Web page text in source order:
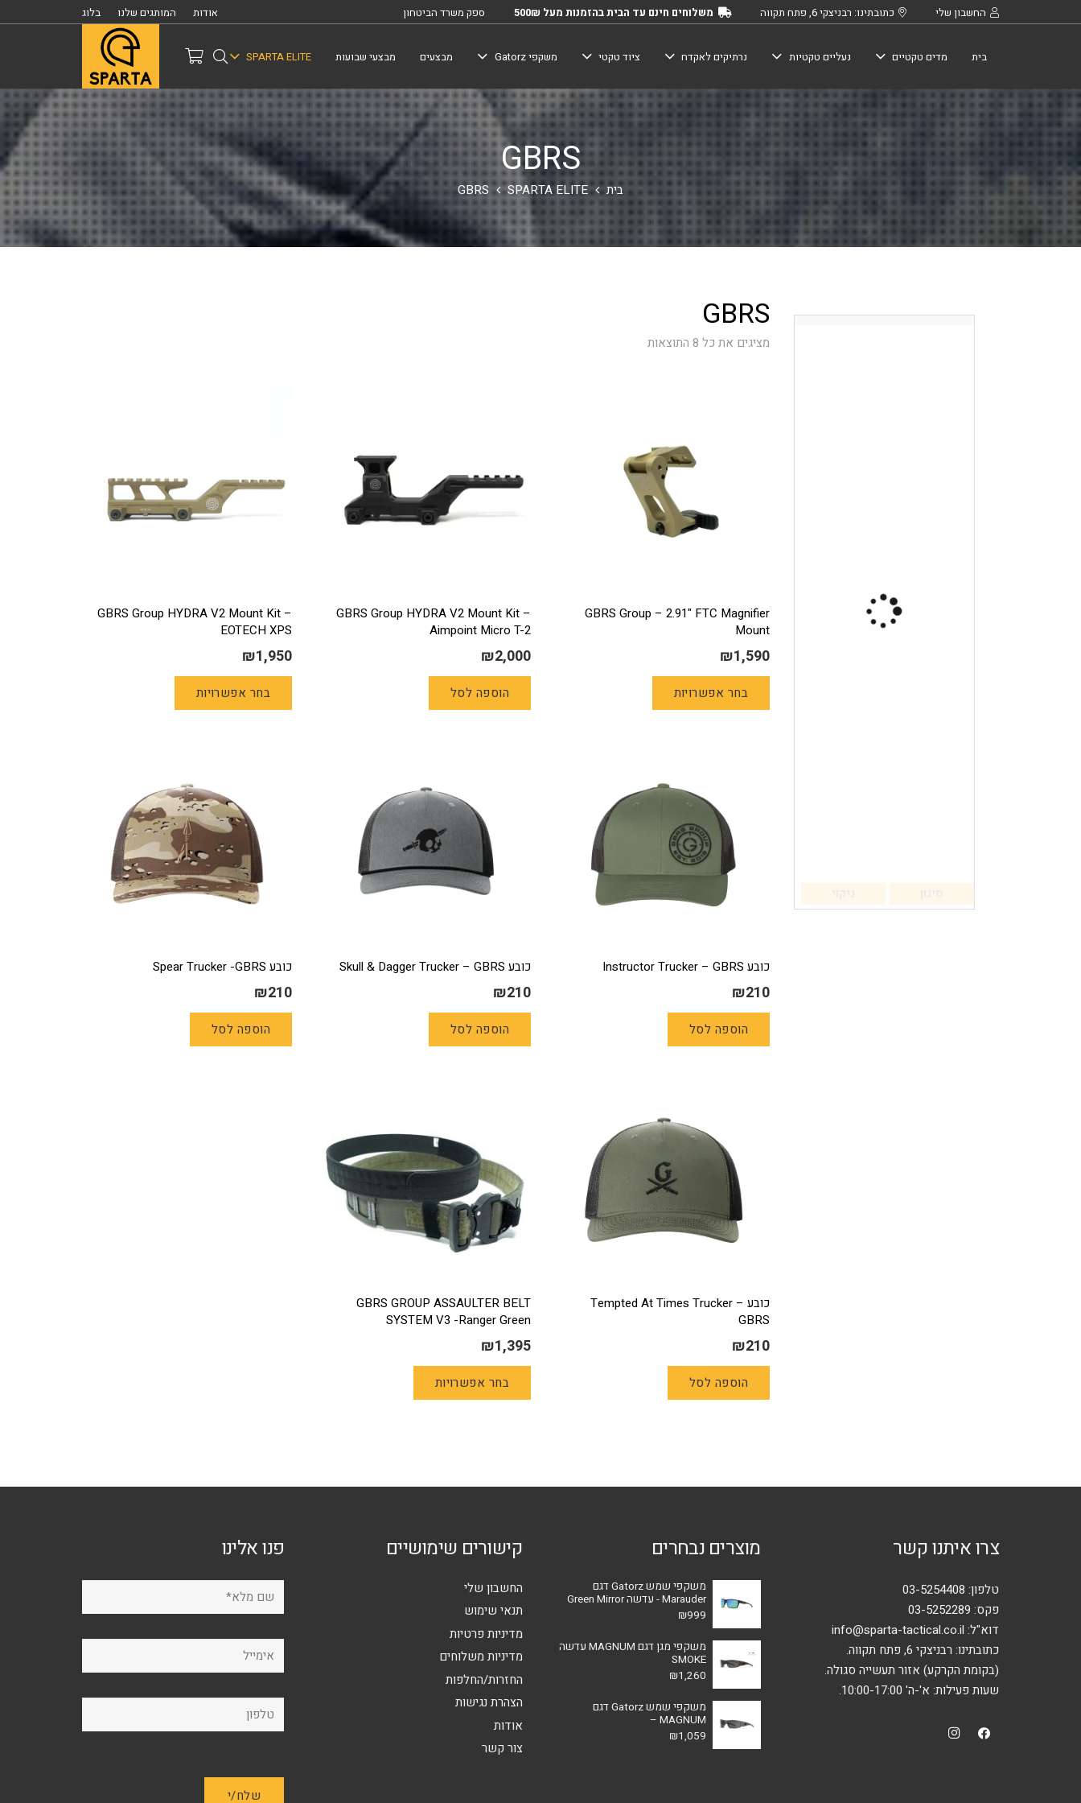
החשבון שלי כתובתינו: רבניצקי 6, פתח תקווה משלוחים חינם עד הבית בהזמנות מעל 500₪ ספק משרד הביטחון אודות המותגים שלנו בלוג
בית מדים טקטיים נעליים טקטיות נרתיקים לאקדח ציוד טקטי משקפי Gatorz מבצעים מבצעי שבועות SPARTA ELITE
GBRS
בית SPARTA ELITE
GBRS
GBRS
מציגים את כל ⁦8⁩ התוצאות
GBRS Group – 2.91" FTC Magnifier
Mount
₪1,590
בחר אפשרויות
לבחור
האפשרויות
המוצר
GBRS Group HYDRA V2 Mount Kit –
Aimpoint Micro T-2
₪2,000
הוספה לסל
GBRS Group HYDRA V2 Mount Kit –
EOTECH XPS
₪1,950
בחר אפשרויות
לבחור
את
האפשרויות
בעמוד
המוצר
כובע Instructor Trucker – GBRS
₪210
הוספה לסל
כובע Skull & Dagger Trucker – GBRS
₪210
הוספה לסל
כובע Spear Trucker -GBRS
₪210
הוספה לסל
כובע Tempted At Times Trucker –
GBRS
₪210
הוספה לסל
GBRS GROUP ASSAULTER BELT
SYSTEM V3 -Ranger Green
₪1,395
בחר אפשרויות
לבחור
בעמוד
צרו איתנו קשר
טלפון: 03-5254408
פקס: 03-5252289
דוא"ל: info@sparta-tactical.co.il
כתובתינו: רבניצקי 6, פתח תקווה.
(בקומת הקרקע) אזור תעשייה סגולה.
שעות פעילות: א'-ה' 10:00-17:00.
מוצרים נבחרים
משקפי שמש Gatorz דגם
Marauder - עדשה Green Mirror
₪999
משקפי מגן דגם MAGNUM עדשה
SMOKE
₪1,260
משקפי שמש Gatorz דגם
MAGNUM –
₪1,059
קישורים שימושיים
החשבון שלי
תנאי שימוש
מדיניות פרטיות
מדיניות משלוחים
החזרות/החלפות
הצהרת נגישות
אודות
צור קשר
פנו אלינו